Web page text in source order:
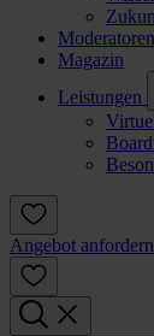
Moderatoren
Magazin
Leistungen
Angebot anfordern